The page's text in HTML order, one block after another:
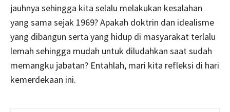
jauhnya sehingga kita selalu melakukan kesalahan
yang sama sejak 1969? Apakah doktrin dan idealisme
yang dibangun serta yang hidup di masyarakat terlalu
lemah sehingga mudah untuk diludahkan saat sudah
memangku jabatan? Entahlah, mari kita refleksi di hari
kemerdekaan ini.